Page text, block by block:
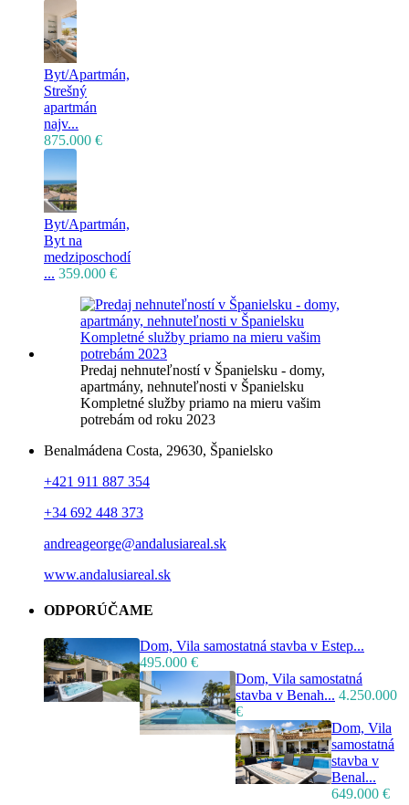
Byt/Apartmán,
Strešný
apartmán
najv...
875.000 €
Byt/Apartmán,
Byt na
medziposchodí
... 359.000 €
Predaj nehnuteľností v Španielsku - domy,
apartmány, nehnuteľnosti v Španielsku
Kompletné služby priamo na mieru vašim
potrebám od roku 2023
Benalmádena Costa, 29630, Španielsko
+421 911 887 354
+34 692 448 373
andreageorge@andalusiareal.sk
www.andalusiareal.sk
ODPORÚČAME
Dom, Vila samostatná stavba v Estep...
495.000 €
Dom, Vila samostatná
stavba v Benah... 4.250.000
€
Dom, Vila
samostatná
stavba v
Benal...
649.000 €